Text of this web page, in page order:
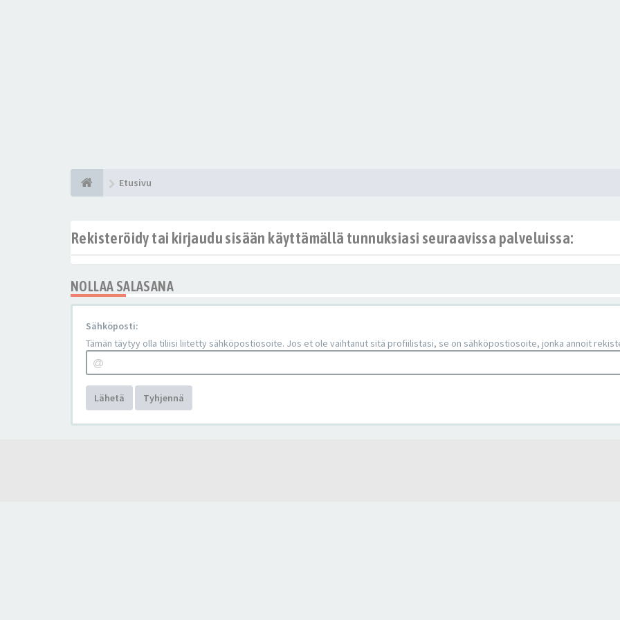
Etusivu
Rekisteröidy tai kirjaudu sisään käyttämällä tunnuksiasi seuraavissa palveluissa:
NOLLAA SALASANA
Sähköposti:
Tämän täytyy olla tiliisi liitetty sähköpostiosoite. Jos et ole vaihtanut sitä profiilistasi, se on sähköpostiosoite, jonka annoit
Lähetä Tyhjennä